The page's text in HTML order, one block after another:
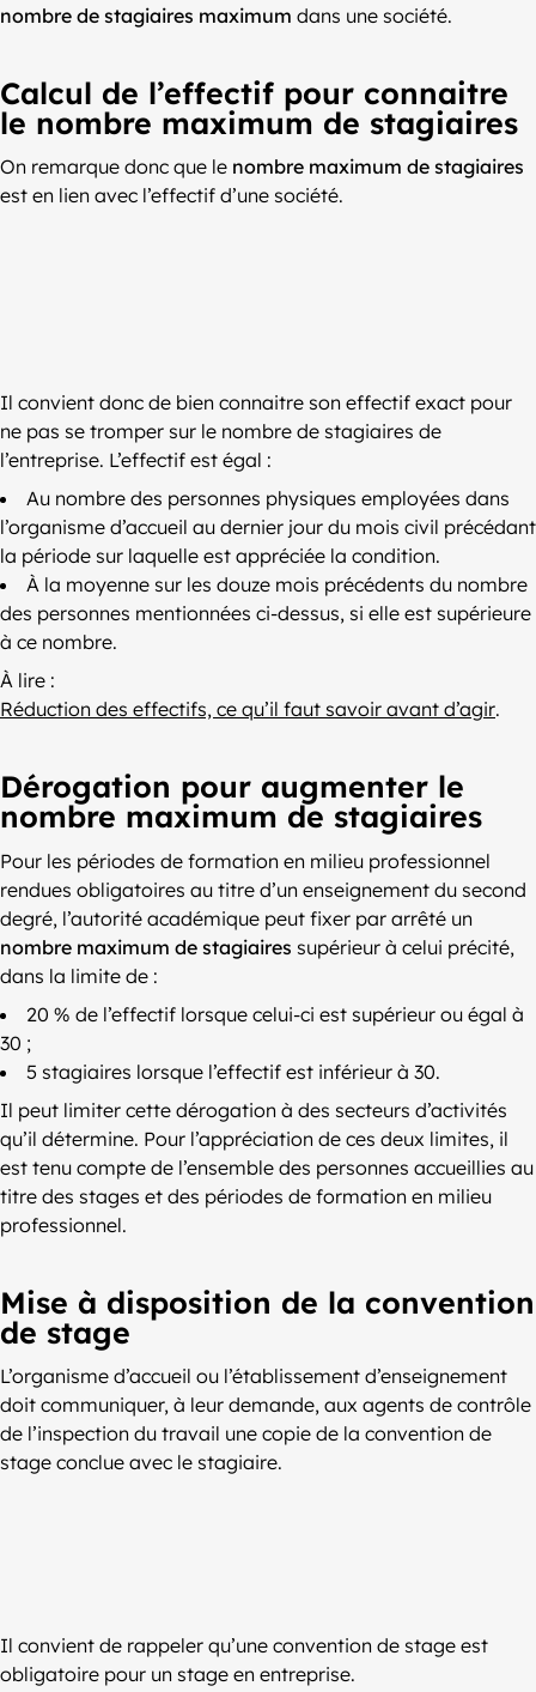
nombre de stagiaires maximum dans une société.
Calcul de l’effectif pour connaitre
le nombre maximum de stagiaires
On remarque donc que le nombre maximum de stagiaires
est en lien avec l’effectif d’une société.
Il convient donc de bien connaitre son effectif exact pour
ne pas se tromper sur le nombre de stagiaires de
l’entreprise. L’effectif est égal :
Au nombre des personnes physiques employées dans
l’organisme d’accueil au dernier jour du mois civil précédant
la période sur laquelle est appréciée la condition.
À la moyenne sur les douze mois précédents du nombre
des personnes mentionnées ci-dessus, si elle est supérieure
à ce nombre.
À lire :
Réduction des effectifs, ce qu’il faut savoir avant d’agir.
Dérogation pour augmenter le
nombre maximum de stagiaires
Pour les périodes de formation en milieu professionnel
rendues obligatoires au titre d’un enseignement du second
degré, l’autorité académique peut fixer par arrêté un
nombre maximum de stagiaires supérieur à celui précité,
dans la limite de :
20 % de l’effectif lorsque celui-ci est supérieur ou égal à
30 ;
5 stagiaires lorsque l’effectif est inférieur à 30.
Il peut limiter cette dérogation à des secteurs d’activités
qu’il détermine. Pour l’appréciation de ces deux limites, il
est tenu compte de l’ensemble des personnes accueillies au
titre des stages et des périodes de formation en milieu
professionnel.
Mise à disposition de la convention
de stage
L’organisme d’accueil ou l’établissement d’enseignement
doit communiquer, à leur demande, aux agents de contrôle
de l’inspection du travail une copie de la convention de
stage conclue avec le stagiaire.
Il convient de rappeler qu’une convention de stage est
obligatoire pour un stage en entreprise.